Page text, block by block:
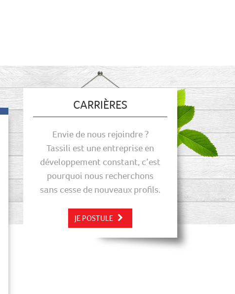
CARRIÈRES
Envie de nous rejoindre ?
Tassili est une entreprise en
développement constant, c’est
pourquoi nous recherchons
sans cesse de nouveaux profils.
JE POSTULE